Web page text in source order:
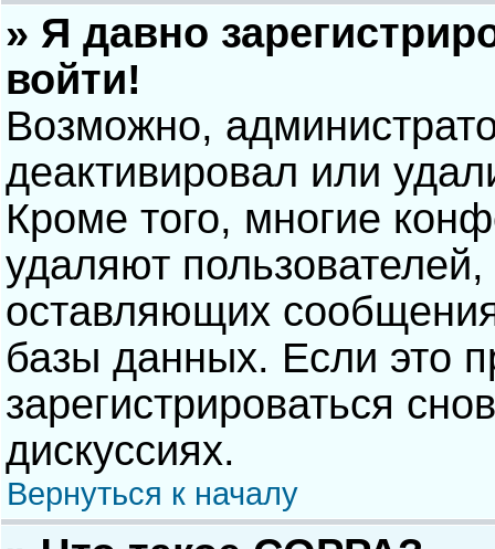
» Я давно
войти!
Возможно,
деактивировал или
Кроме того, многие
удаляют
оставляющих
базы данных. Если это
зарегистрироваться
дискуссиях.
Вернуться к началу